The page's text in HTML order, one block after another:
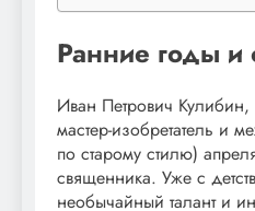
Ранние годы и
Иван Петрович
мастер-изобретатель и
по старому стилю)
священника. Уже с
необычайный талант и